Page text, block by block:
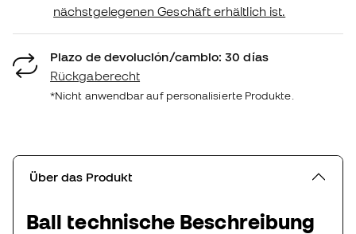
nächstgelegenen Geschäft erhältlich ist.
Plazo de devolución/cambio: 30 días
Rückgaberecht
*Nicht anwendbar auf personalisierte Produkte.
Über das Produkt
Ball technische Beschreibung